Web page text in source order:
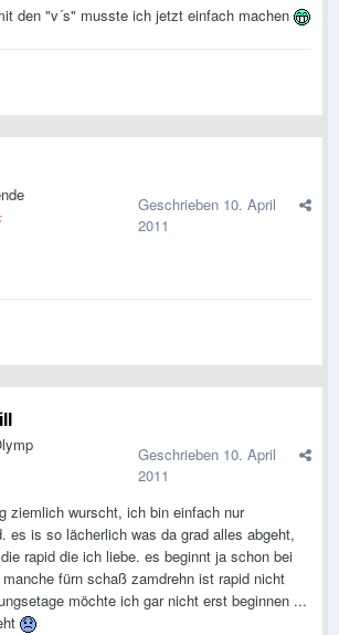
den "v´s" musste ich jetzt einfach machen
Geschrieben 10. April
2011
Geschrieben 10. April
2011
ziemlich wurscht, ich bin einfach nur
es is so lächerlich was da grad alles abgeht,
rapid die ich liebe. es beginnt ja schon bei
fürn schaß zamdrehn ist rapid nicht
möchte ich gar nicht erst beginnen ...